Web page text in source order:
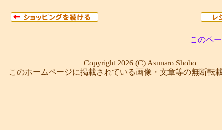
このペ
Copyright 2026 (C) Asunaro Shobo
このホームページに掲載されている画像・文章等の無断転